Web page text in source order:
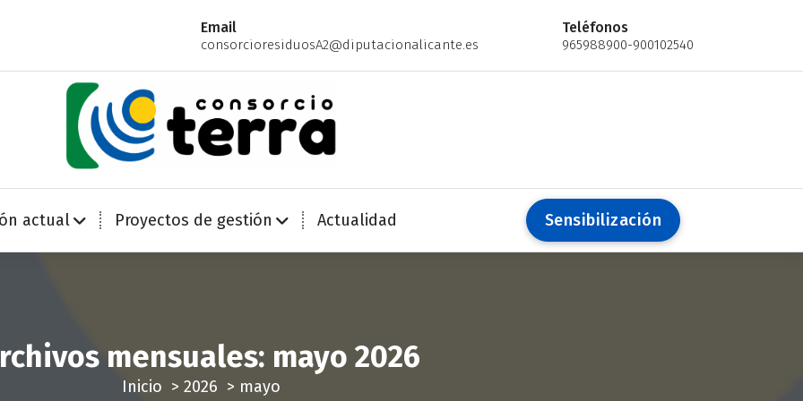
Email
consorcioresiduosA2@diputacionalicante.es
Teléfonos
965988900-900102540
actual Proyectos de gestión Actualidad Sensibilización
mensuales: mayo 2026
Inicio > 2026 > mayo